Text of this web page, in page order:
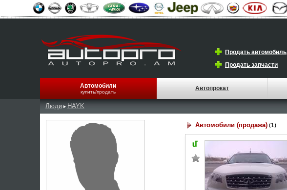
Продать автомобиль
Продать запчасти
Автомобили
купить/продать
Автопрокат
Люди HAYK
Автомобили (продажа) (1)